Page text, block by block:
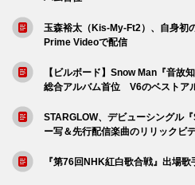
玉森裕太（Kis-My-Ft2）、自身初
Prime Videoで配信
【ビルボード】Snow Man『音故
総合アルバム首位 V6のベストア
STARGLOW、デビューシングル
ー写＆先行配信楽曲のリリックビ
『第76回NHK紅白歌合戦』出場歌